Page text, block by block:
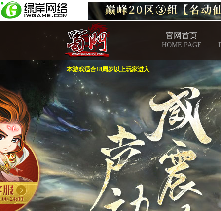
官网首页
HOME PAGE
本游戏适合18周岁以上玩家进入